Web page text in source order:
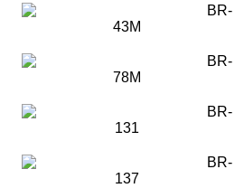
BR-
43M
BR-
78M
BR-
131
BR-
137